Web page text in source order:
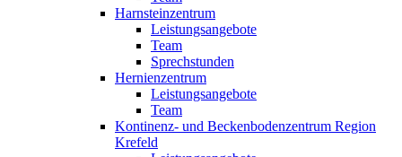
Harnsteinzentrum
Leistungsangebote
Team
Sprechstunden
Hernienzentrum
Leistungsangebote
Team
Kontinenz- und Beckenbodenzentrum Region
Krefeld